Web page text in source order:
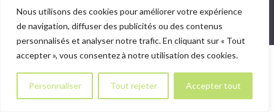
Nous utilisons des cookies pour améliorer votre expérience
de navigation, diffuser des publicités ou des contenus
personnalisés et analyser notre trafic. En cliquant sur « Tout
accepter », vous consentez à notre utilisation des cookies.
Personnaliser Tout rejeter Accepter tout
Mentions légales Plan du site - Site réalisé par